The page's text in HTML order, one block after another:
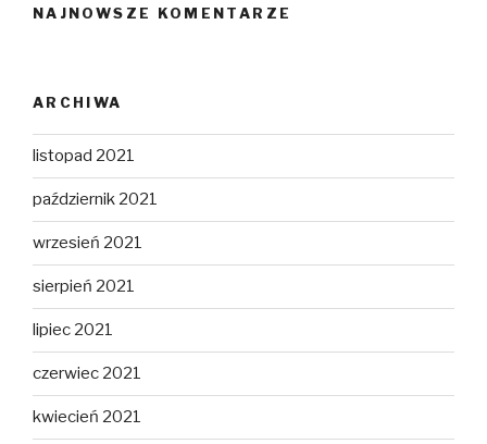
NAJNOWSZE KOMENTARZE
ARCHIWA
listopad 2021
październik 2021
wrzesień 2021
sierpień 2021
lipiec 2021
czerwiec 2021
kwiecień 2021